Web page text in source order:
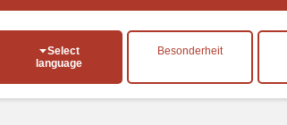
Select
language
Besonderheit